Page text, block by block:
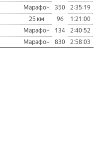
Марафон 350 2:35:19
25 км 96
1:21:00
Марафон 134 2:40:52
Марафон 830 2:58:03